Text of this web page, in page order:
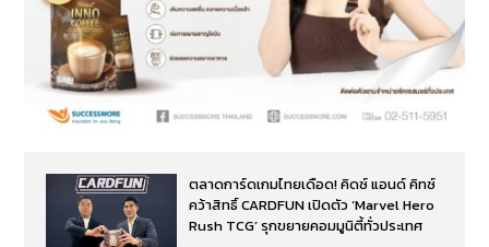
ตลาดการ์ดเกมไทยเดือด! คิดซ์ แอนด์ คิทซ์
คว้าสิทธิ์ CARDFUN เปิดตัว ‘Marvel Hero
Rush TCG’ รุกขยายคอมมูนิตี้ทั่วประเทศ